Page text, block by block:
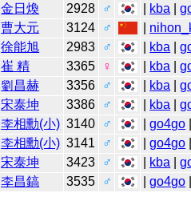
金日煥 2928 ♂ kba |
曹大元 3124 ♂
徐能旭 2983 ♂ kba |
崔 精 3365 ♀ kba |
劉昌赫 3356 ♂ kba |
宋泰坤 3386 ♂ kba |
李相勳(小) 3140 ♂ |go4go
李相勳(小) 3141 ♂ |go4go
宋泰坤 3423 ♂ kba |
李昌鎬 3535 ♂ |go4go